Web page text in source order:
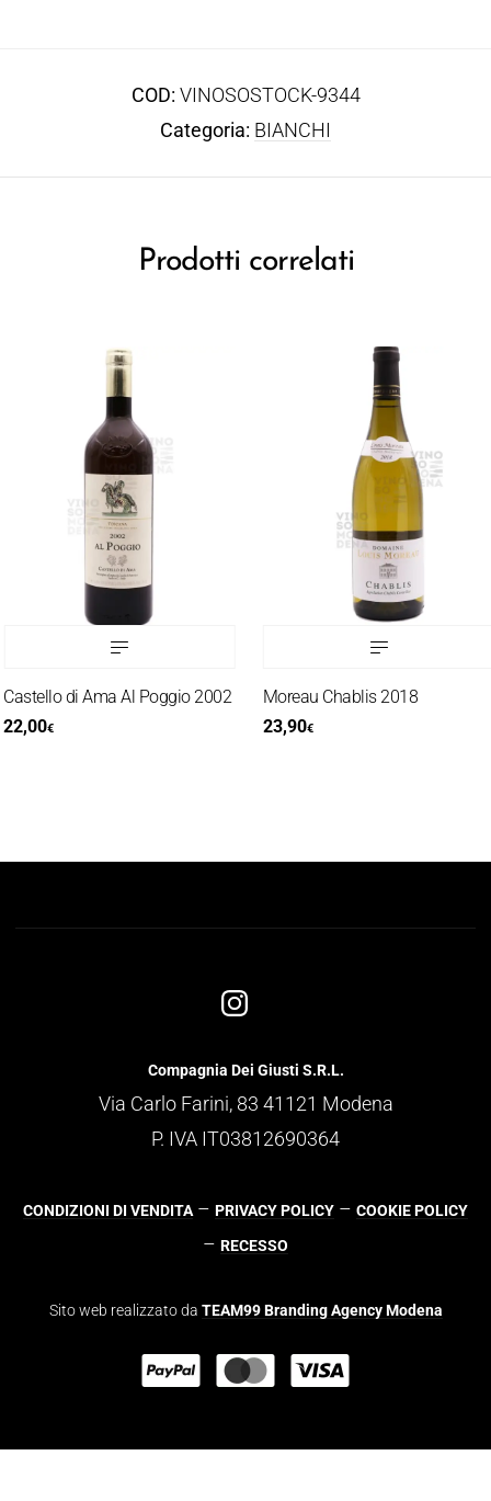
COD: VINOSOSTOCK-9344
Categoria: BIANCHI
Prodotti correlati
di Ama Al Poggio 2002
€
Moreau Chablis 2018
23,90€
Compagnia Dei Giusti S.R.L.
Via Carlo Farini, 83 41121 Modena
P. IVA IT03812690364
CONDIZIONI DI VENDITA – PRIVACY POLICY – COOKIE POLICY
– RECESSO
Sito web realizzato da TEAM99 Branding Agency Modena